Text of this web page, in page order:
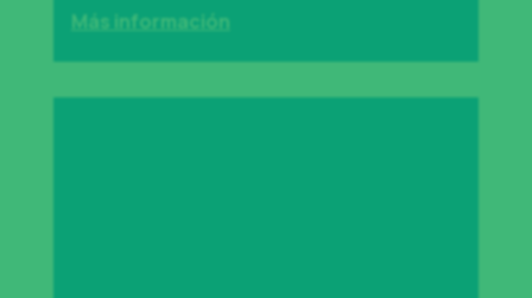
Más información